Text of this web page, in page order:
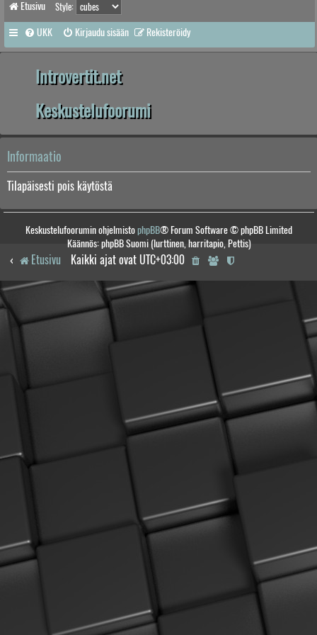
Etusivu Style:
UKK Kirjaudu sisään Rekisteröidy
Introvertit.net
Keskustelufoorumi
Informaatio
Tilapäisesti pois käytöstä
Keskustelufoorumin ohjelmistophpBB® Forum Software © phpBB Limited
Käännös: phpBB Suomi (lurttinen, harritapio, Pettis)
Etusivu Kaikki ajat ovat UTC+03:00